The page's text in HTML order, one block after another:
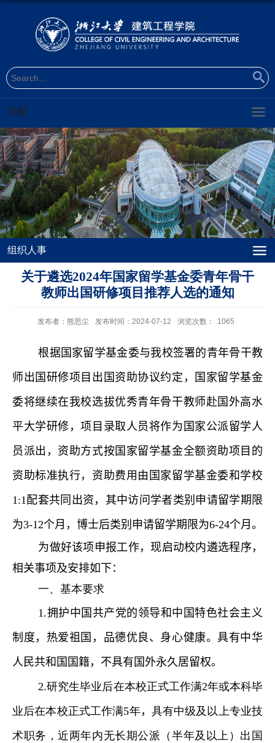
导航
组织人事
关于遴选2024年国家留学基金委青年骨干
教师出国研修项目推荐人选的通知
发布者：熊思尘 发布时间：2024-07-12 浏览次数： 1065
根据国家留学基金委与我校签署的青年骨干教
师出国研修项目出国资助协议约定，国家留学基金
委将继续在我校选拔优秀青年骨干教师赴国外高水
平大学研修，项目录取人员将作为国家公派留学人
员派出，资助方式按国家留学基金全额资助项目的
资助标准执行，资助费用由国家留学基金委和学校
1:1配套共同出资，其中访问学者类别申请留学期限
为3-12个月，博士后类别申请留学期限为6-24个月。
为做好该项申报工作，现启动校内遴选程序，
相关事项及安排如下：
一、基本要求
1.拥护中国共产党的领导和中国特色社会主义
制度 ，热爱祖国，品德优良、身心健康。具有中华
人民共和国国籍，不具有国外永久居留权。
2.研究生毕业后在本校正式工作满2年或本科毕
业后在本校正式工作满5年， 具有中级及以上专业技
术职务，近两年内无长期公派（半年及以上）出国